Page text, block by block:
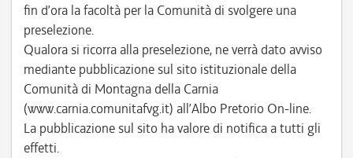
fin d’ora la facoltà per la Comunità di svolgere una
preselezione.
Qualora si ricorra alla preselezione, ne verrà dato avviso
mediante pubblicazione sul sito istituzionale della
Comunità di Montagna della Carnia
(www.carnia.comunitafvg.it) all’Albo Pretorio On-line.
La pubblicazione sul sito ha valore di notifica a tutti gli
effetti.